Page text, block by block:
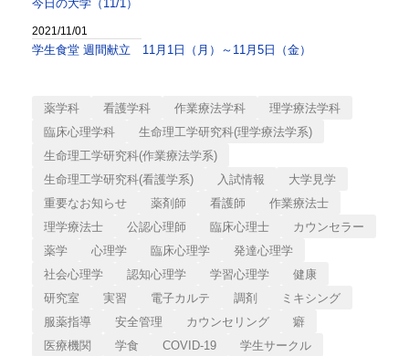
今日の大学（11/1）
2021/11/01
学生食堂 週間献立 11月1日（月）～11月5日（金）
薬学科 看護学科 作業療法学科
理学療法学科
臨床心理学科
生命理工学研究科(理学療法学系)
生命理工学研究科(作業療法学系)
生命理工学研究科(看護学系)
入試情報
大学見学
重要なお知らせ
薬剤師 看護師
作業療法士
理学療法士
公認心理師 臨床心理士
カウンセラー
薬学
心理学 臨床心理学
発達心理学
社会心理学
認知心理学 学習心理学
健康
研究室
実習 電子カルテ 調剤
ミキシング
服薬指導
安全管理 カウンセリング
癖
医療機関
学食 COVID-19 学生サークル